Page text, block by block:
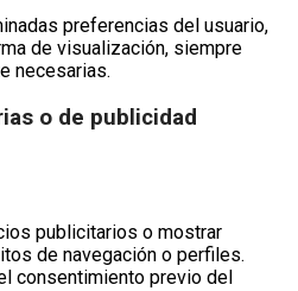
preferencias del usuario,
de visualización, siempre
necesarias.
o de publicidad
publicitarios o mostrar
de navegación o perfiles.
consentimiento previo del